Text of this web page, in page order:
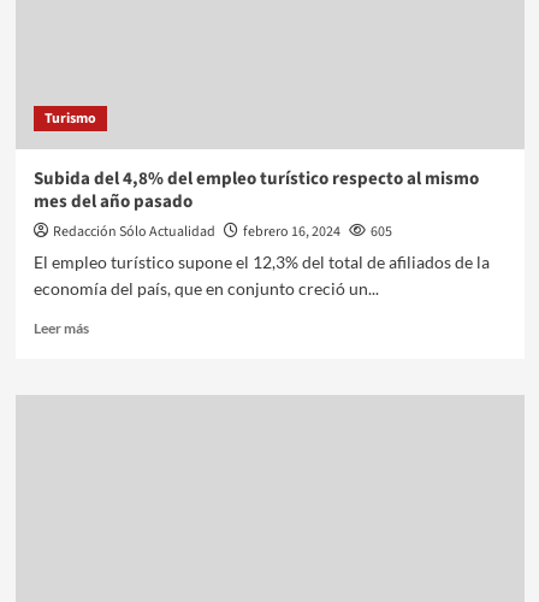
Turismo
Subida del 4,8% del empleo turístico respecto al mismo
mes del año pasado
Redacción Sólo Actualidad febrero 16, 2024
605
El empleo turístico supone el 12,3% del total de afiliados de la
economía del país, que en conjunto creció un...
Leer más